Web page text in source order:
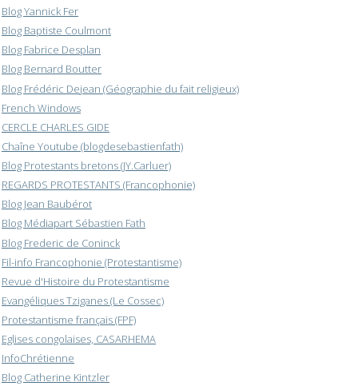
Blog Yannick Fer
Blog Baptiste Coulmont
Blog Fabrice Desplan
Blog Bernard Boutter
Blog Frédéric Dejean (Géographie du fait religieux)
French Windows
CERCLE CHARLES GIDE
Chaîne Youtube (blogdesebastienfath)
Blog Protestants bretons (JY.Carluer)
REGARDS PROTESTANTS (Francophonie)
Blog Jean Baubérot
Blog Médiapart Sébastien Fath
Blog Frederic de Coninck
Fil-info Francophonie (Protestantisme)
Revue d'Histoire du Protestantisme
Evangéliques Tziganes (Le Cossec)
Protestantisme français (FPF)
Eglises congolaises, CASARHEMA
InfoChrétienne
Blog Catherine Kintzler